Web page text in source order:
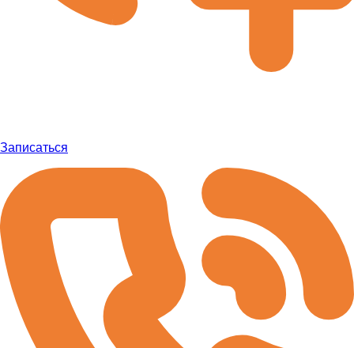
Записаться